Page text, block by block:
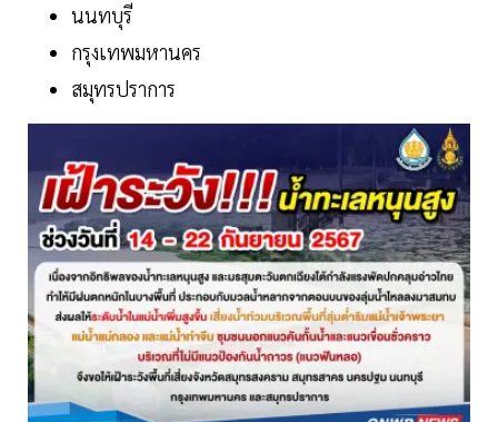
นนทบุรี
กรุงเทพมหานคร
สมุทรปราการ